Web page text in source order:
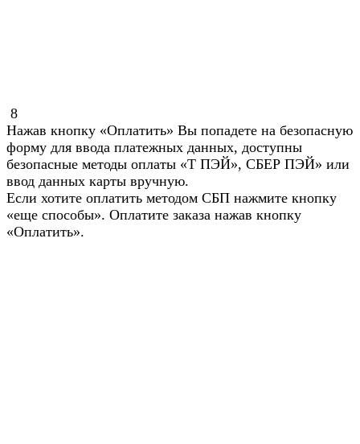
8
Нажав кнопку «Оплатить» Вы попадете на безопасную
форму для ввода платежных данных, доступны
безопасные методы оплаты «Т ПЭЙ», СБЕР ПЭЙ» или
ввод данных карты вручную.
Если хотите оплатить методом СБП нажмите кнопку
«еще способы». Оплатите заказа нажав кнопку
«Оплатить».